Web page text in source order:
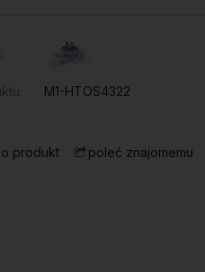
M1-HTOS4322
produkt poleć znajomemu